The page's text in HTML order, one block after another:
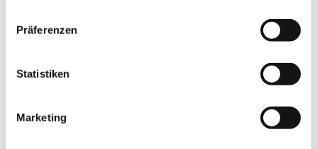
Präferenzen
Statistiken
Marketing
Heizung, Kühlung,
Lüftung, Fan-Coil
Nenndruckstufe
Anschlussarten
BSP-Außengewinde
gemäß according to